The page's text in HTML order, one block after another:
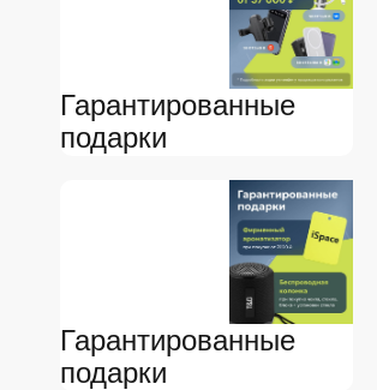
Гарантированные
подарки
Гарантированные
подарки